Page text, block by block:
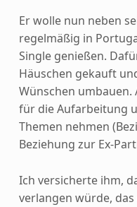
Er wolle nun neben
regelmäßig in
Single genießen.
Häuschen gekauft
Wünschen umbauen.
für die Aufarbeitung
Themen nehmen
Beziehung zur Ex-
Ich versicherte ihm,
verlangen würde,